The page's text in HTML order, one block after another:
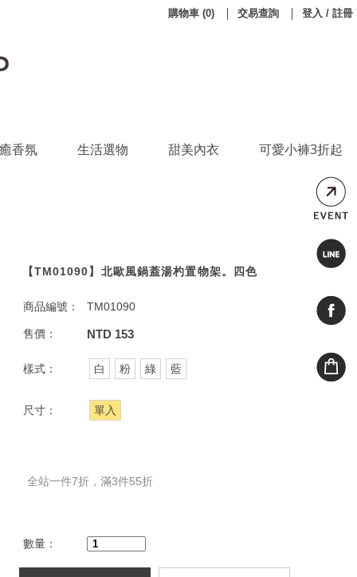
香氛 生活選物 甜美內衣 可愛小褲3折起
購物車 (0) 交易查詢 登入 / 註冊
【TM01090】北歐風鍋蓋湯杓置物架。四色
商品編號： TM01090
售價： NTD 153
樣式： 白 粉 綠 藍
尺寸： 單入
全站一件7折，滿3件55折
數量：